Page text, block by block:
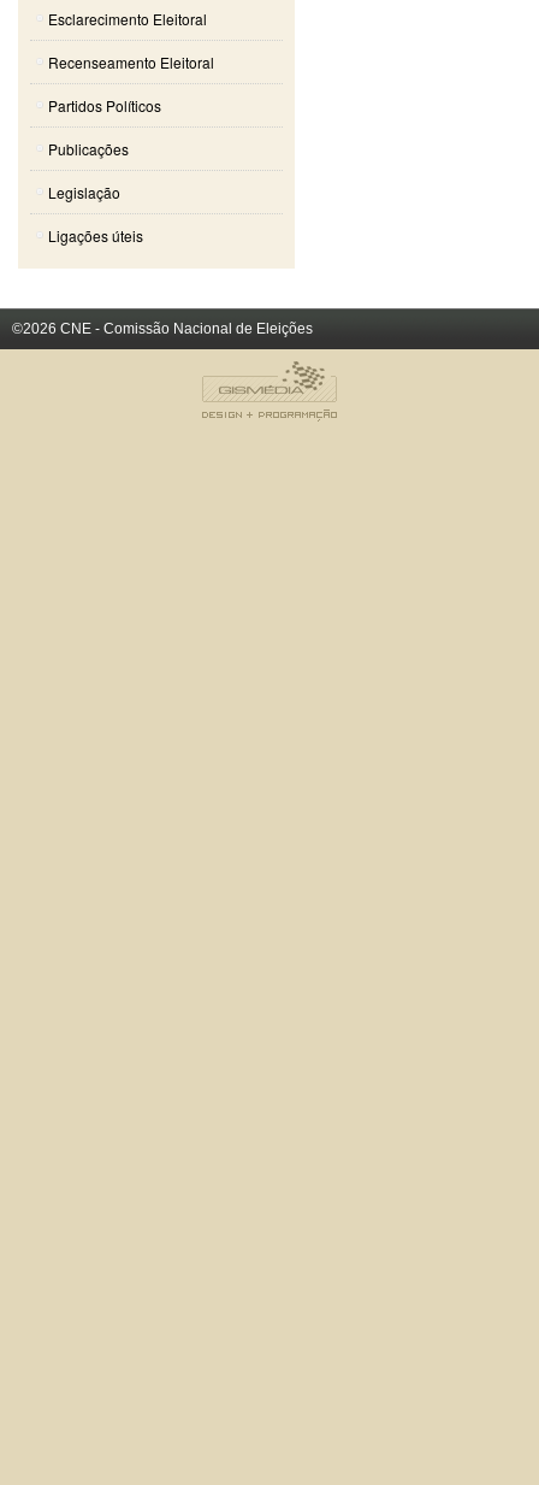
Esclarecimento Eleitoral
Recenseamento Eleitoral
Partidos Políticos
Publicações
Legislação
Ligações úteis
©2026 CNE - Comissão Nacional de Eleições